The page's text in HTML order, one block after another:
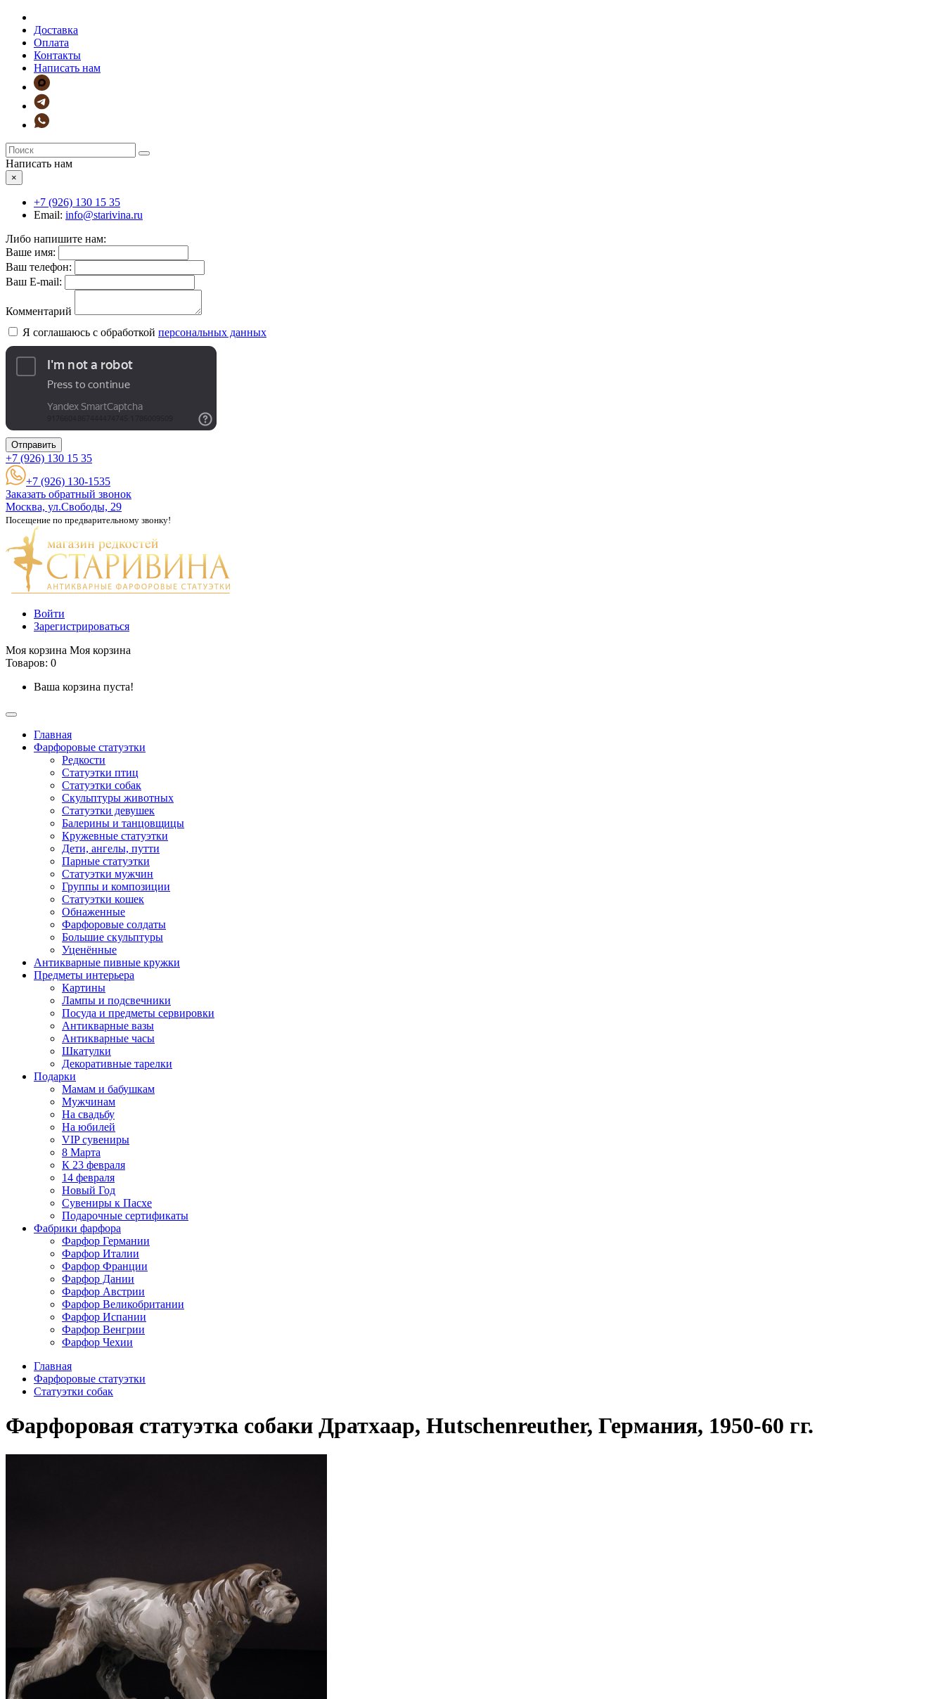
Доставка
Оплата
Контакты
Написать нам
Написать нам
×
+7 (926) 130 15 35
Email: info@starivina.ru
Либо напишите нам:
Ваше имя:
Ваш телефон:
Ваш E-mail:
Комментарий
Я соглашаюсь с обработкой персональных данных
Отправить
+7 (926) 130 15 35
+7 (926) 130-1535
Заказать обратный звонок
Москва, ул.Свободы, 29
Посещение по предварительному звонку!
Войти
Зарегистрироваться
Моя корзина Моя корзина
Товаров: 0
Ваша корзина пуста!
Главная
Фарфоровые статуэтки
Редкости
Cтатуэтки птиц
Cтатуэтки собак
Скульптуры животных
Статуэтки девушек
Балерины и танцовщицы
Кружевные статуэтки
Дети, ангелы, путти
Парные статуэтки
Статуэтки мужчин
Группы и композиции
Статуэтки кошек
Обнаженные
Фарфоровые солдаты
Большие скульптуры
Уценённые
Антикварные пивные кружки
Предметы интерьера
Картины
Лампы и подсвечники
Посуда и предметы сервировки
Антикварные вазы
Антикварные часы
Шкатулки
Декоративные тарелки
Подарки
Мамам и бабушкам
Мужчинам
На свадьбу
На юбилей
VIP сувениры
8 Марта
К 23 февраля
14 февраля
Новый Год
Сувениры к Пасхе
Подарочные сертификаты
Фабрики фарфора
Фарфор Германии
Фарфор Италии
Фарфор Франции
Фарфор Дании
Фарфор Австрии
Фарфор Великобритании
Фарфор Испании
Фарфор Венгрии
Фарфор Чехии
Главная
Фарфоровые статуэтки
Cтатуэтки собак
Фарфоровая статуэтка собаки Дратхаар, Hutschenreuther, Германия, 1950-60 гг.